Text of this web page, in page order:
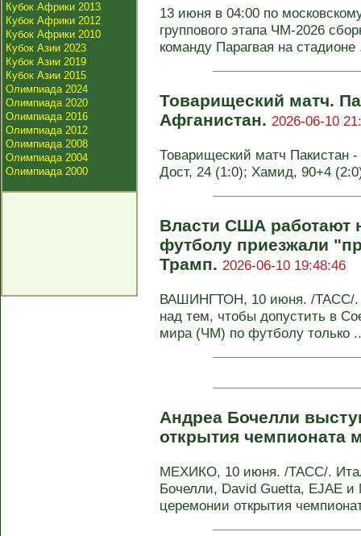
Кубок Африки 2013
Кубок Африки 2012
Кубок Африки 2010
Кубок Азии 2023
Кубок Азии 2019
Кубок Азии 2015
Олимпиада 2024
Олимпиада 2020
Олимпиада 2016
Олимпиада 2012
Олимпиада 2008
Олимпиада 2004
Олимпиада 2000
13 июня в 04:00 по
группового этапа ЧМ-2026
команду Парагвая на стадионе
Товарищеский матч.
Афганистан. 2026-06-10
Товарищеский матч Пакистан
Дост, 24 (1:0); Хамид, 90+4
Власти США работают
футболу приезжали
Трамп. 2026-06-10 19:48:46
ВАШИНГТОН, 10 июня. /ТАСС/.
над тем, чтобы допустить в
мира (ЧМ) по футболу только
Андреа Бочелли
открытия чемпионата
МЕХИКО, 10 июня. /ТАСС/.
Бочелли, David Guetta, EJAE и
церемонии открытия